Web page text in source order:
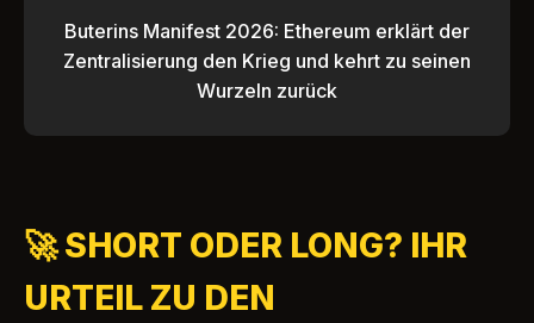
Buterins Manifest 2026: Ethereum erklärt der
Zentralisierung den Krieg und kehrt zu seinen
Wurzeln zurück
🚀 SHORT ODER LONG? IHR
URTEIL ZU DEN